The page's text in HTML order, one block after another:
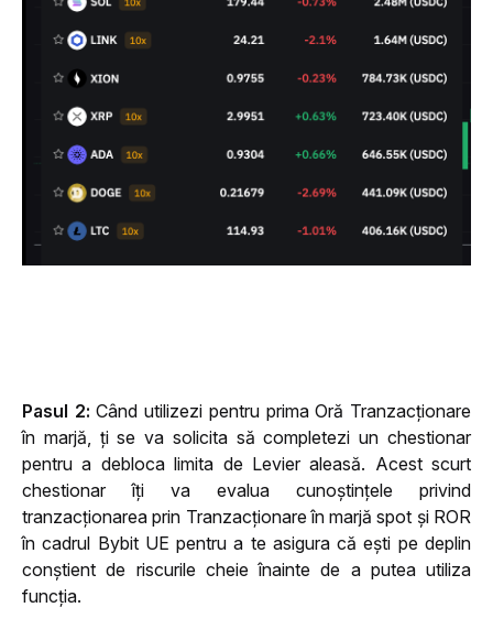
Pasul 2: Când utilizezi pentru prima Oră Tranzacționare
în marjă, ți se va solicita să completezi un chestionar
pentru a debloca limita de Levier aleasă. Acest scurt
chestionar îți va evalua cunoștințele privind
tranzacționarea prin Tranzacționare în marjă spot și ROR
în cadrul Bybit UE pentru a te asigura că ești pe deplin
conștient de riscurile cheie înainte de a putea utiliza
funcția.